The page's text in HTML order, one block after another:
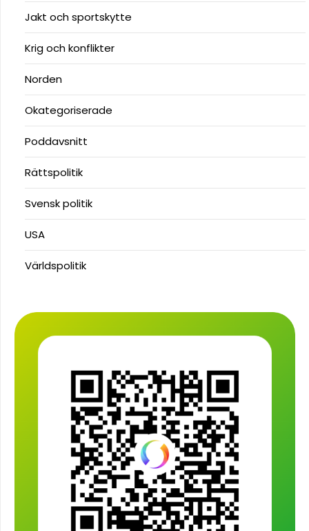
Jakt och sportskytte
Krig och konflikter
Norden
Okategoriserade
Poddavsnitt
Rättspolitik
Svensk politik
USA
Världspolitik